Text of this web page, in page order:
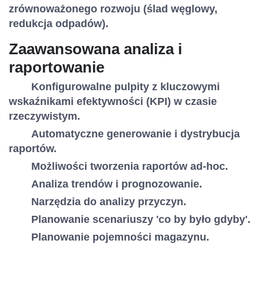
zrównoważonego rozwoju (ślad węglowy,
redukcja odpadów).
Zaawansowana analiza i
raportowanie
Konfigurowalne pulpity z kluczowymi
wskaźnikami efektywności (KPI) w czasie
rzeczywistym.
Automatyczne generowanie i dystrybucja
raportów.
Możliwości tworzenia raportów ad-hoc.
Analiza trendów i prognozowanie.
Narzędzia do analizy przyczyn.
Planowanie scenariuszy 'co by było gdyby'.
Planowanie pojemności magazynu.